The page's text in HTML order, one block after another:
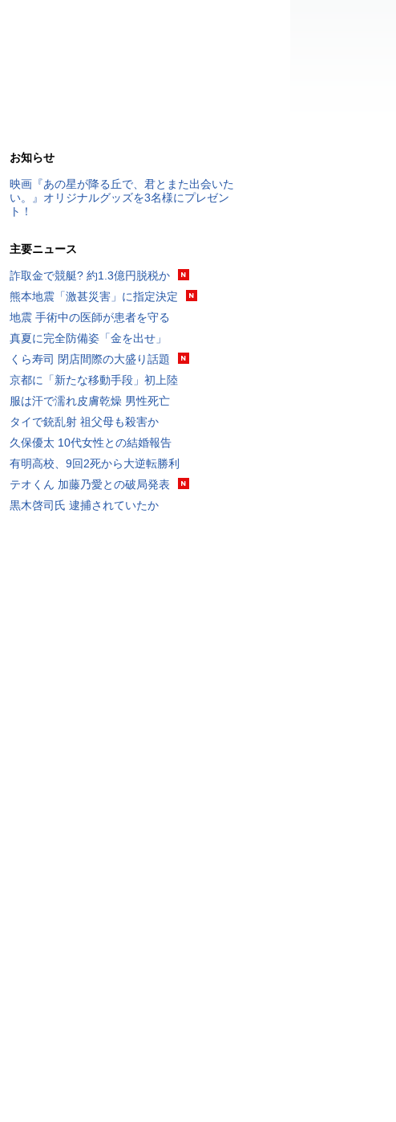
お知らせ
映画『あの星が降る丘で、君とまた出会いた
い。』オリジナルグッズを3名様にプレゼン
ト！
主要ニュース
詐取金で競艇? 約1.3億円脱税か
熊本地震「激甚災害」に指定決定
地震 手術中の医師が患者を守る
真夏に完全防備姿「金を出せ」
くら寿司 閉店間際の大盛り話題
京都に「新たな移動手段」初上陸
服は汗で濡れ皮膚乾燥 男性死亡
タイで銃乱射 祖父母も殺害か
久保優太 10代女性との結婚報告
有明高校、9回2死から大逆転勝利
テオくん 加藤乃愛との破局発表
黒木啓司氏 逮捕されていたか